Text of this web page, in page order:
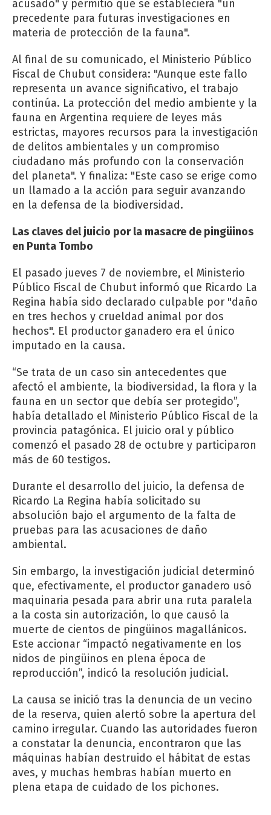
acusado" y permitió que se estableciera "un
precedente para futuras investigaciones en
materia de protección de la fauna".
Al final de su comunicado, el Ministerio Público
Fiscal de Chubut considera: "Aunque este fallo
representa un avance significativo, el trabajo
continúa. La protección del medio ambiente y la
fauna en Argentina requiere de leyes más
estrictas, mayores recursos para la investigación
de delitos ambientales y un compromiso
ciudadano más profundo con la conservación
del planeta". Y finaliza: "Este caso se erige como
un llamado a la acción para seguir avanzando
en la defensa de la biodiversidad.
Las claves del juicio por la masacre de pingüinos
en Punta Tombo
El pasado jueves 7 de noviembre, el Ministerio
Público Fiscal de Chubut informó que Ricardo La
Regina había sido declarado culpable por "daño
en tres hechos y crueldad animal por dos
hechos". El productor ganadero era el único
imputado en la causa.
“Se trata de un caso sin antecedentes que
afectó el ambiente, la biodiversidad, la flora y la
fauna en un sector que debía ser protegido”,
había detallado el Ministerio Público Fiscal de la
provincia patagónica. El juicio oral y público
comenzó el pasado 28 de octubre y participaron
más de 60 testigos.
Durante el desarrollo del juicio, la defensa de
Ricardo La Regina había solicitado su
absolución bajo el argumento de la falta de
pruebas para las acusaciones de daño
ambiental.
Sin embargo, la investigación judicial determinó
que, efectivamente, el productor ganadero usó
maquinaria pesada para abrir una ruta paralela
a la costa sin autorización, lo que causó la
muerte de cientos de pingüinos magallánicos.
Este accionar “impactó negativamente en los
nidos de pingüinos en plena época de
reproducción”, indicó la resolución judicial.
La causa se inició tras la denuncia de un vecino
de la reserva, quien alertó sobre la apertura del
camino irregular. Cuando las autoridades fueron
a constatar la denuncia, encontraron que las
máquinas habían destruido el hábitat de estas
aves, y muchas hembras habían muerto en
plena etapa de cuidado de los pichones.